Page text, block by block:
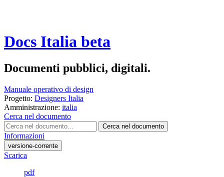
Docs Italia beta
Documenti pubblici, digitali.
Manuale operativo di design
Progetto: Designers Italia
Amministrazione: italia
Cerca nel documento
Cerca nel documento
Informazioni
versione-corrente
Scarica
pdf